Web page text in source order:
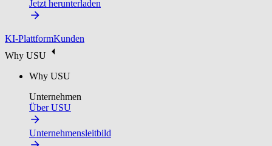
Jetzt herunterladen
KI-PlattformKunden
Why USU
Why USU
Unternehmen
Über USU
Unternehmensleitbild